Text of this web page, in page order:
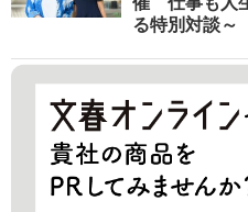
る特別対談～